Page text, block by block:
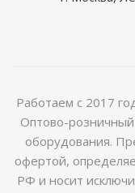
Работаем с 2017
Оптово-розничный
оборудования.
офертой,
РФ и носит